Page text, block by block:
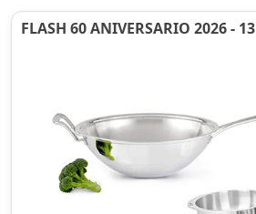
FLASH 60 ANIVERSARIO 2026 - 13